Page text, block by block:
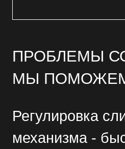
ПРОБЛЕМЫ
МЫ
Регулировка
механизма -